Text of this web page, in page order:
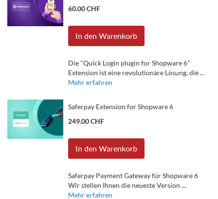
60.00 CHF
In den Warenkorb
Die "Quick Login plugin for Shopware 6"
Extension ist eine revolutionäre Lösung, die ...
Mehr erfahren
Saferpay Extension for Shopware 6
249.00 CHF
In den Warenkorb
Saferpay Payment Gateway für Shopware 6
Wir stellen Ihnen die neueste Version ...
Mehr erfahren